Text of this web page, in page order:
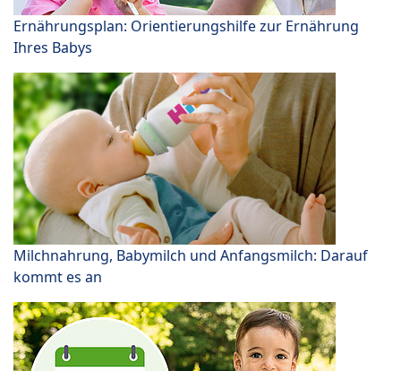
Ernährungsplan: Orientierungshilfe zur Ernährung
Ihres Babys
Milchnahrung, Babymilch und Anfangsmilch: Darauf
kommt es an